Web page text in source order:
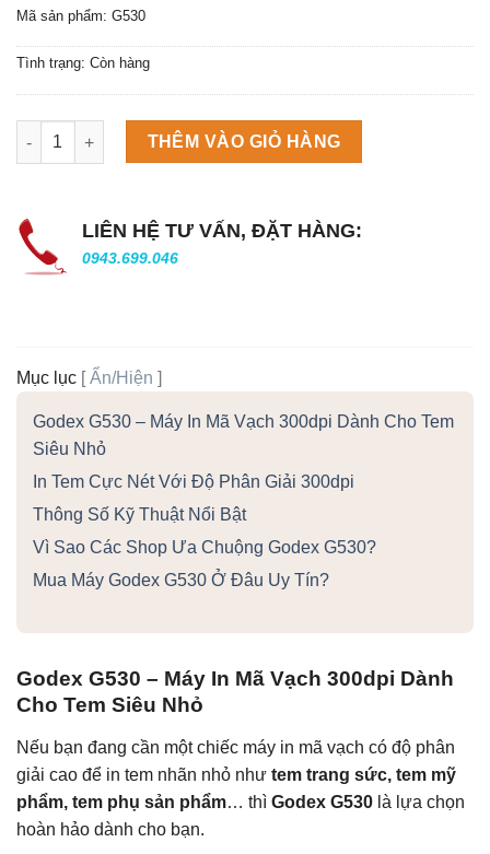
Mã sản phẩm: G530
Tình trạng: Còn hàng
Máy làm đá viên Scotsman NW458AS số lượng
THÊM VÀO GIỎ HÀNG
LIÊN HỆ TƯ VẤN, ĐẶT HÀNG:
0943.699.046
Mục lục [Ẩn/Hiện ]
Godex G530 – Máy In Mã Vạch 300dpi Dành Cho Tem
Siêu Nhỏ
In Tem Cực Nét Với Độ Phân Giải 300dpi
Thông Số Kỹ Thuật Nổi Bật
Vì Sao Các Shop Ưa Chuộng Godex G530?
Mua Máy Godex G530 Ở Đâu Uy Tín?
Godex G530 – Máy In Mã Vạch 300dpi Dành
Cho Tem Siêu Nhỏ
Nếu bạn đang cần một chiếc máy in mã vạch có độ phân
giải cao để in tem nhãn nhỏ như tem trang sức, tem mỹ
phẩm, tem phụ sản phẩm… thì Godex G530 là lựa chọn
hoàn hảo dành cho bạn.